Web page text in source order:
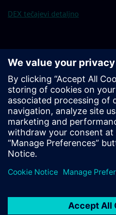
DEX tečajevi detaljno
Za više detalja, molimo
recepciju na +91 80 4097
tac.training.in@siemens.com